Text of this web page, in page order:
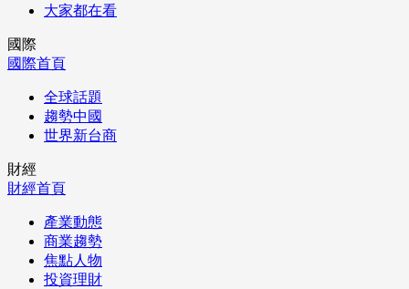
大家都在看
國際
國際首頁
全球話題
趨勢中國
世界新台商
財經
財經首頁
產業動態
商業趨勢
焦點人物
投資理財